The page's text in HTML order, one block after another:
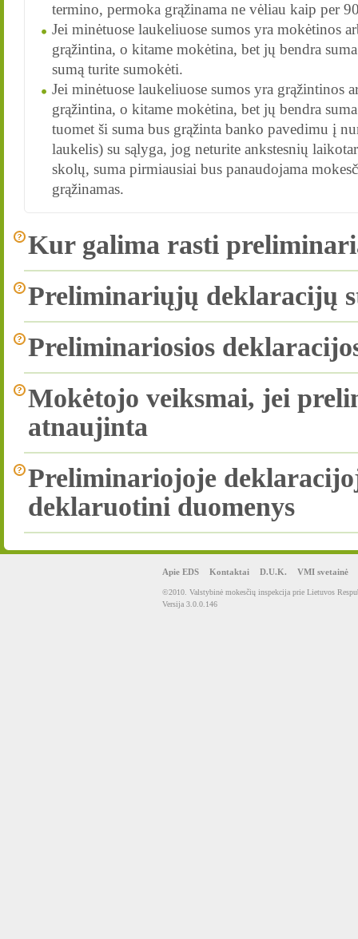
termino, permoka grąžinama ne vėliau kaip per
Jei minėtuose laukeliuose sumos yra mokėtinos
grąžintina, o kitame mokėtina, bet jų bendra
sumą turite sumokėti.
Jei minėtuose laukeliuose sumos yra grąžintinos
grąžintina, o kitame mokėtina, bet jų bendra
tuomet ši suma bus grąžinta banko pavedimu į
laukelis) su sąlyga, jog neturite ankstesnių
skolų, suma pirmiausiai bus panaudojama
grąžinamas.
Kur galima rasti
Preliminariųjų deklaracijų
Preliminariosios
Mokėtojo veiksmai, jei
atnaujinta
Preliminariojoje
deklaruotini duomenys
Apie EDS Kontaktai D.U.K. VMI svetainė
©2010. Valstybinė mokesčių inspekcija prie Lietuvos
Versija 3.0.0.146